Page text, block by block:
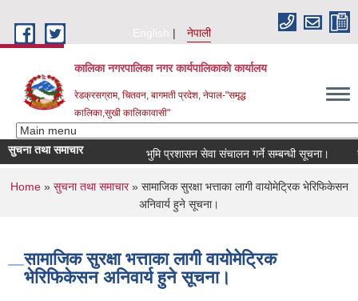
English
नेपाली
कालिका नगरपालिका नगर कार्यपालिकाकाे कार्यालय
रेडक्रसग्राम, चितवन, बागमती प्रदेश, नेपाल-"समृद्ध
कालिका,सुखी कालिकावासी"
सुचना तथा समाचार भुमि प्रशासन सेवा संचालन गर्ने सम्बन्धी सूचना।
You are here
Home» सुचना तथा समाचार» सामाजिक सुरक्षा भत्ताका लागी वायोमेट्रिक भेरिफिकेसन
अनिवार्य हुने सूचना।
सामाजिक सुरक्षा भत्ताका लागी वायोमेट्रिक
भेरिफिकेसन अनिवार्य हुने सूचना।